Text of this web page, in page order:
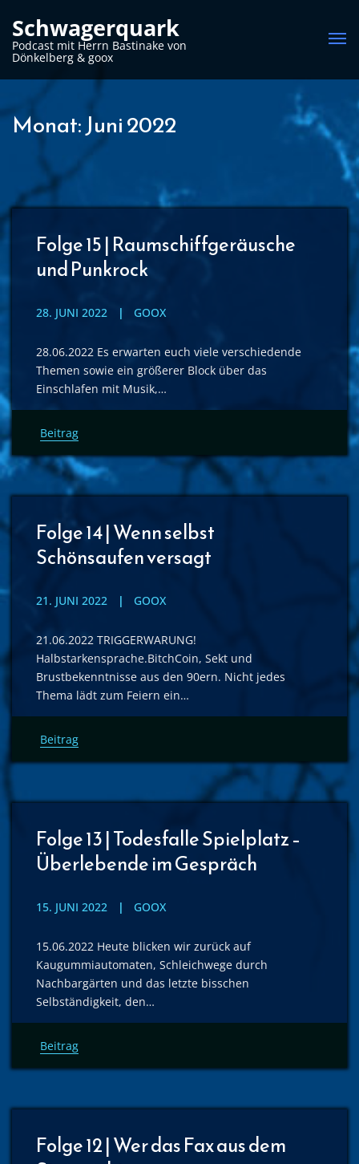
Schwagerquark
Podcast mit Herrn Bastinake von
Dönkelberg & goox
Monat:Juni 2022
Folge 15 | Raumschiffgeräusche
und Punkrock
28. JUNI 2022 GOOX
28.06.2022 Es erwarten euch viele verschiedende
Themen sowie ein größerer Block über das
Einschlafen mit Musik,…
Beitrag
Folge 14 | Wenn selbst
Schönsaufen versagt
21. JUNI 2022 GOOX
21.06.2022 TRIGGERWARUNG!
Halbstarkensprache.BitchCoin, Sekt und
Brustbekenntnisse aus den 90ern. Nicht jedes
Thema lädt zum Feiern ein…
Beitrag
Folge 13 | Todesfalle Spielplatz –
Überlebende im Gespräch
15. JUNI 2022 GOOX
15.06.2022 Heute blicken wir zurück auf
Kaugummiautomaten, Schleichwege durch
Nachbargärten und das letzte bisschen
Selbständigkeit, den…
Beitrag
Folge 12 | Wer das Fax aus dem